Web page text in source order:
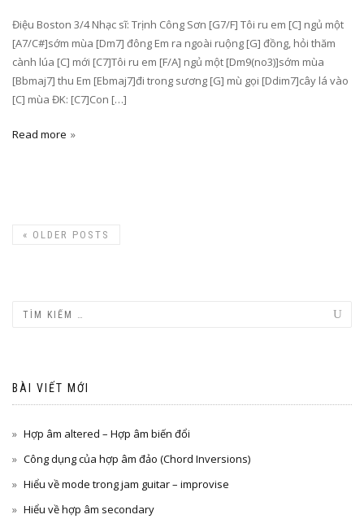
Điệu Boston 3/4 Nhạc sĩ: Trịnh Công Sơn [G7/F] Tôi ru em [C] ngủ một
[A7/C#]sớm mùa [Dm7] đông Em ra ngoài ruộng [G] đồng, hỏi thăm
cành lúa [C] mới [C7]Tôi ru em [F/A] ngủ một [Dm9(no3)]sớm mùa
[Bbmaj7] thu Em [Ebmaj7]đi trong sương [G] mù gọi [Ddim7]cây lá vào
[C] mùa ĐK: [C7]Con […]
Read more
« OLDER POSTS
BÀI VIẾT MỚI
Hợp âm altered – Hợp âm biến đổi
Công dụng của hợp âm đảo (Chord Inversions)
Hiểu về mode trong jam guitar – improvise
Hiểu về hợp âm secondary